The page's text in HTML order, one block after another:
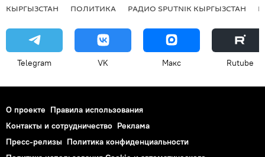
КЫРГЫЗСТАН ПОЛИТИКА РАДИО SPUTNIK КЫРГЫЗСТАН
Telegram VK Макс Rutube
О проекте Правила использования
Контакты и сотрудничество Реклама
Пресс-релизы Политика конфиденциальности